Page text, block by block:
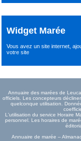
Widget Marée
Vous avez un site internet,
votre site
Annuaire des marées de
officiels. Les concepteurs
quelconque utilisation.
L'utilisation du service Horaire
personnel. Les horaires de
Annuaire de marée –